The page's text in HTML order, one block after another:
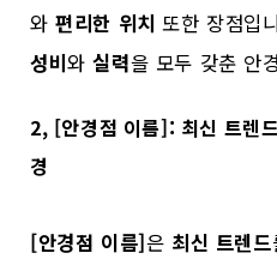
와편리한 위치 또한 장점입
성비와실력을 모두 갖춘 안
2, [안경점 이름]: 최신 트렌
경
[안경점 이름]은 최신 트렌드